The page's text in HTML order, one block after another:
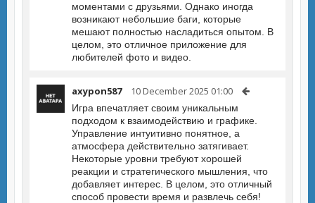
моментами с друзьями. Однако иногда
возникают небольшие баги, которые
мешают полностью насладиться опытом. В
целом, это отличное приложение для
любителей фото и видео.
axypon587 10 December 2025 01:00
Игра впечатляет своим уникальным
подходом к взаимодействию и графике.
Управление интуитивно понятное, а
атмосфера действительно затягивает.
Некоторые уровни требуют хорошей
реакции и стратегического мышления, что
добавляет интерес. В целом, это отличный
способ провести время и развлечь себя!